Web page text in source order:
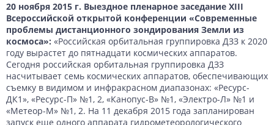
20 ноября 2015 г. Выездное пленарное заседание XIII
Всероссийской открытой конференции «Современные
проблемы дистанционного зондирования Земли из
космоса»: «Российская орбитальная группировка ДЗЗ к 2020
году вырастет до пятнадцати космических аппаратов.
Сегодня российская орбитальная группировка ДЗЗ
насчитывает семь космических аппаратов, обеспечивающих
съемку в видимом и инфракрасном диапазонах: «Ресурс-
ДК1», «Ресурс-П» №1, 2, «Канопус-В» №1, «Электро-Л» №1 и
«Метеор-М» №1, 2. На 11 декабря 2015 года запланирован
запуск еще одного аппарата гидрометеорологического